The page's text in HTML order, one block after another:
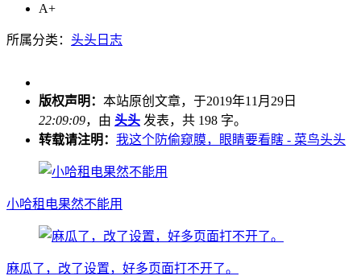
A+
所属分类： 头头日志
版权声明： 本站原创文章，于2019年11月29日
22:09:09，由 头头 发表，共 198 字。
转载请注明： 我这个防偷窥膜，眼睛要看瞎 - 菜鸟头头
小哈租电果然不能用
麻瓜了，改了设置，好多页面打不开了。